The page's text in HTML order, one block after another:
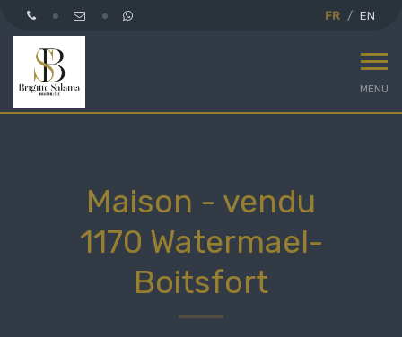
FR EN
MENU
Maison - vendu
1170 Watermael-
Boitsfort